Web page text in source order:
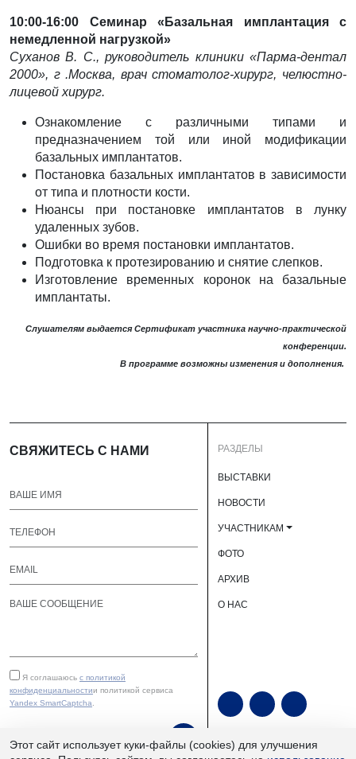
10:00-16:00 Семинар « Базальная имплантация с
немедленной нагрузкой»
Суханов В. С., руководитель клиники «Парма-дентал
2000», г .Москва, врач стоматолог-хирург, челюстно-
лицевой хирург.
Ознакомление с различными типами и
предназначением той или иной модификации
базальных имплантатов.
Постановка базальных имплантатов в зависимости
от типа и плотности кости.
Нюансы при постановке имплантатов в лунку
удаленных зубов.
Ошибки во время постановки имплантатов.
Подготовка к протезированию и снятие слепков.
Изготовление временных коронок на базальные
имплантаты.
Слушателям выдается Сертификат участника научно-практической
конференции.
В программе возможны изменения и дополнения.
СВЯЖИТЕСЬ С НАМИ
Я соглашаюсь с политикой
конфиденциальностии политикой сервиса
Yandex SmartCaptcha
РАЗДЕЛЫ
ВЫСТАВКИ
НОВОСТИ
УЧАСТНИКАМ
ФОТО
АРХИВ
О НАС
Этот сайт использует куки-файлы (cookies) для улучшения